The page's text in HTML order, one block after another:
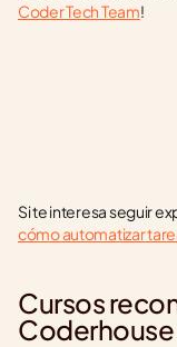
Coder Tech Team!
cómo automatizar
Cursos
Coderhouse